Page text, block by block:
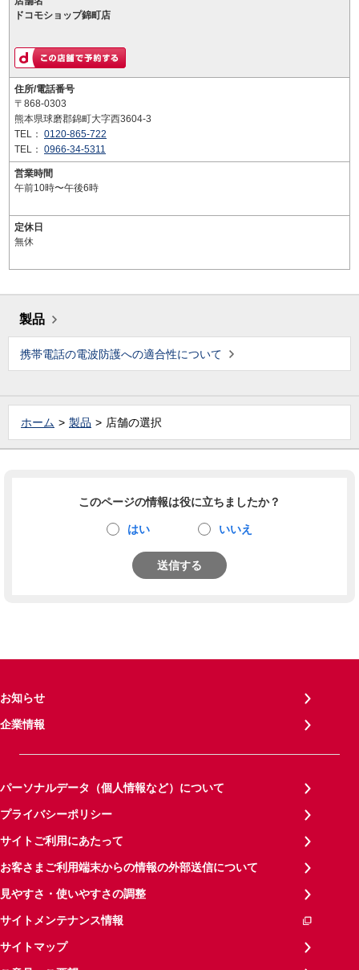
ドコモショップ錦町店
住所/電話番号
〒868-0303
熊本県球磨郡錦町大字西3604-3
TEL： 0120-865-722
TEL： 0966-34-5311
営業時間
午前10時〜午後6時
定休日
無休
製品
携帯電話の電波防護への適合性について
ホーム 製品 店舗の選択
このページの情報は役に立ちましたか？
はい いいえ
送信する
お知らせ
企業情報
パーソナルデータ（個人情報など）について
プライバシーポリシー
サイトご利用にあたって
お客さまご利用端末からの情報の外部送信について
見やすさ・使いやすさの調整
サイトメンテナンス情報
サイトマップ